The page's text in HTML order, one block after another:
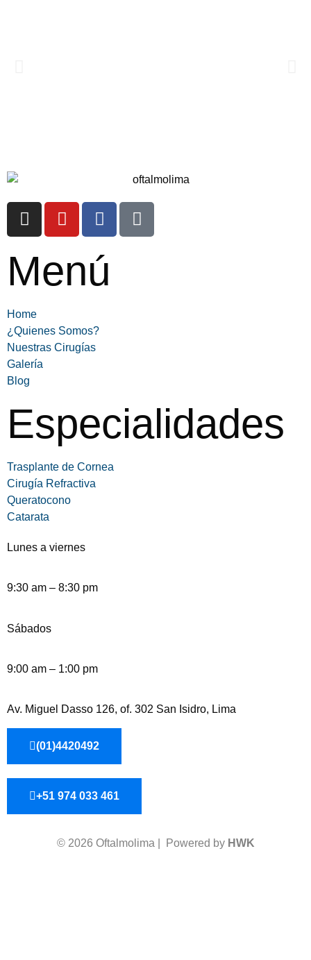
Menú
Home
¿Quienes Somos?
Nuestras Cirugías
Galería
Blog
Especialidades
Trasplante de Cornea
Cirugía Refractiva
Queratocono
Catarata
Lunes a viernes
9:30 am – 8:30 pm
Sábados
9:00 am – 1:00 pm
Av. Miguel Dasso 126, of. 302 San Isidro, Lima
(01)4420492
+51 974 033 461
© 2026 Oftalmolima | Powered by HWK